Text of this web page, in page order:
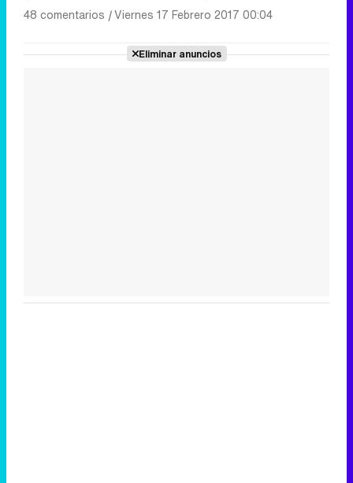
48 comentarios |Viernes 17 Febrero 2017 00:04
Eliminar anuncios